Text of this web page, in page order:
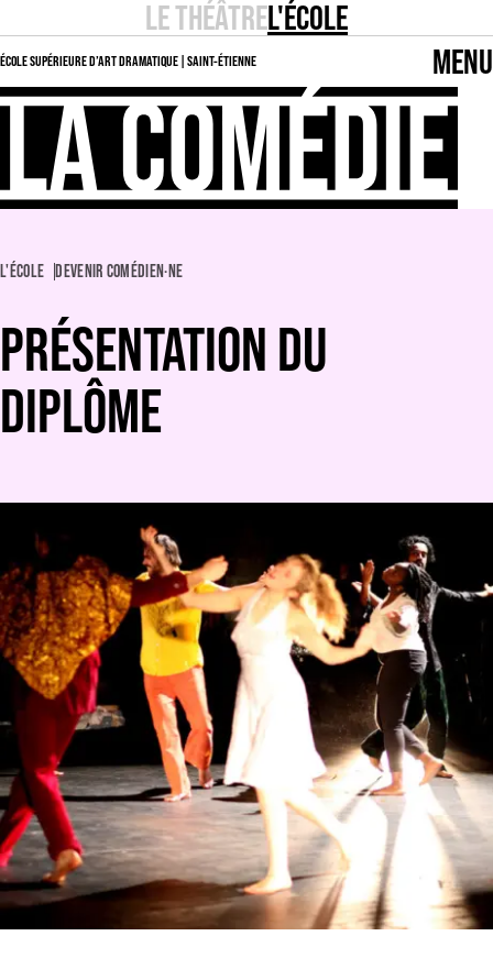
LE THÉÂTREL'ÉCOLE
ÉCOLE SUPÉRIEURE D’ART DRAMATIQUE | SAINT-ÉTIENNE MENU
L'ÉCOLE DEVENIR COMÉDIEN·NE
PRÉSENTATION DU
DIPLÔME